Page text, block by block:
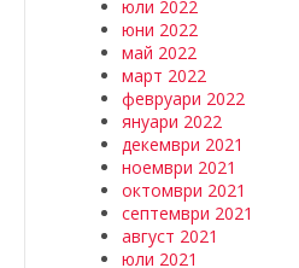
юли 2022
юни 2022
май 2022
март 2022
февруари 2022
януари 2022
декември 2021
ноември 2021
октомври 2021
септември 2021
август 2021
юли 2021